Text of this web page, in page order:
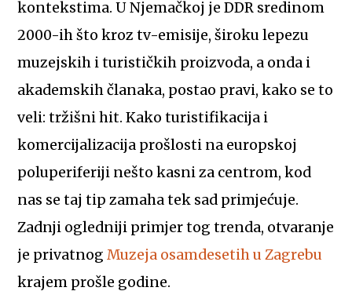
kontekstima. U Njemačkoj je DDR sredinom
2000-ih što kroz tv-emisije, široku lepezu
muzejskih i turističkih proizvoda, a onda i
akademskih članaka, postao pravi, kako se to
veli: tržišni hit. Kako turistifikacija i
komercijalizacija prošlosti na europskoj
poluperiferiji nešto kasni za centrom, kod
nas se taj tip zamaha tek sad primjećuje.
Zadnji ogledniji primjer tog trenda, otvaranje
je privatnogMuzeja osamdesetih u Zagrebu
krajem prošle godine.